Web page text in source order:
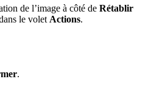
de l’image à côté de Rétablir
le voletActions.
.